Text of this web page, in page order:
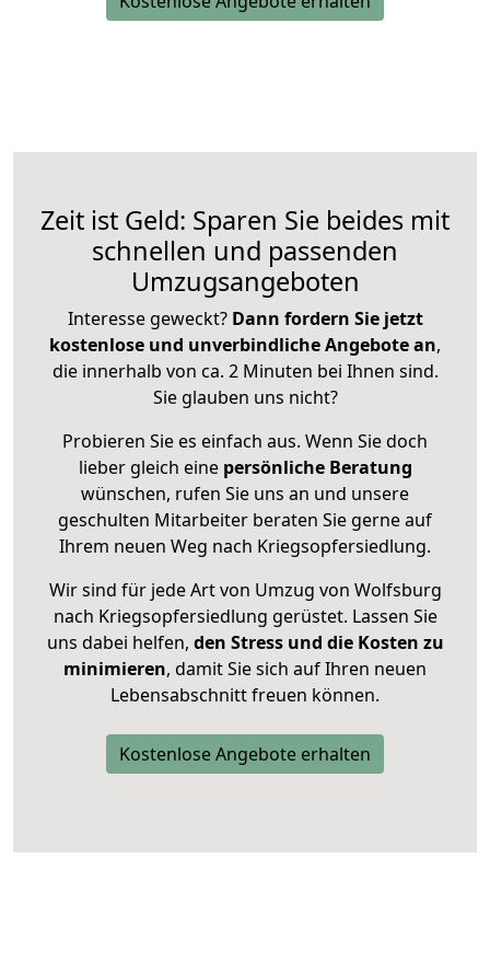
Zeit ist Geld: Sparen Sie beides mit
schnellen und passenden
Umzugsangeboten
Interesse geweckt? Dann fordern Sie jetzt
kostenlose und unverbindliche Angebote an,
die innerhalb von ca. 2 Minuten bei Ihnen sind.
Sie glauben uns nicht?
Probieren Sie es einfach aus. Wenn Sie doch
lieber gleich eine persönliche Beratung
wünschen, rufen Sie uns an und unsere
geschulten Mitarbeiter beraten Sie gerne auf
Ihrem neuen Weg nach Kriegsopfersiedlung.
Wir sind für jede Art von Umzug von Wolfsburg
nach Kriegsopfersiedlung gerüstet. Lassen Sie
uns dabei helfen, den Stress und die Kosten zu
minimieren, damit Sie sich auf Ihren neuen
Lebensabschnitt freuen können.
Kostenlose Angebote erhalten